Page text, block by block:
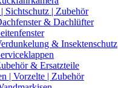
Sichtschutz | Zubehör
& Dachlüfter
& Insektenschutz
& Ersatzteile
| Vorzelte | Zubehör